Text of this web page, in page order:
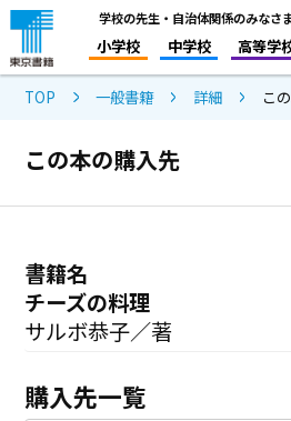
学校の先生・自治体関係のみなさ
小学校 中学校 高等学
TOP 一般書籍 詳細 こ
この本の購入先
書籍名
チーズの料理
サルボ恭子／著
購入先一覧